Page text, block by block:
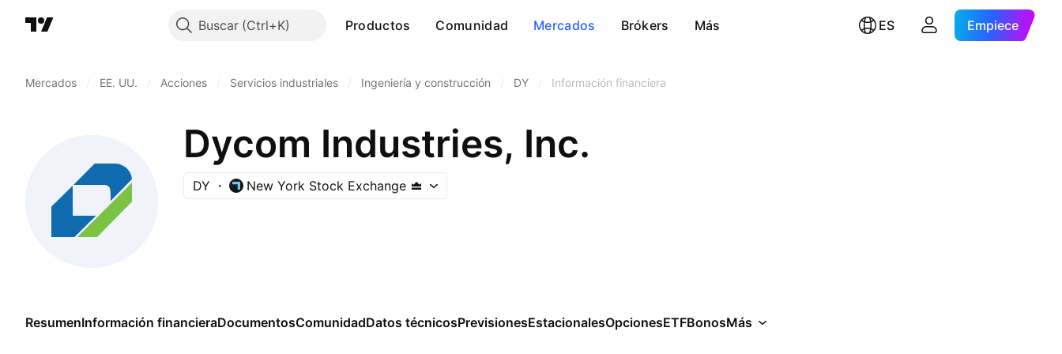
Buscar Productos Comunidad Mercados Brókers Más ES Empiece
Mercados EE. UU. Acciones Servicios industriales Ingeniería y construcción DY Información financiera
Dycom Industries, Inc.
DY New York Stock Exchange
ResumenInformación financieraDocumentosComunidadDatos técnicosPrevisionesEstacionalesOpcionesETFBonosMás